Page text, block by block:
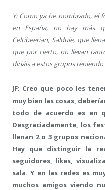
Y: Como ya he nombrado, el
en España, no hay más
Celtibeerian, Salduie, que
que por cierto, no llevan
diriáis a estos grupos
JF: Creo que poco les
muy bien las cosas,
todo de acuerdo es en
Desgraciadamente, los
llenan 2 o 3 grupos
Hay que distinguir la
seguidores, likes,
sala. Y en las redes es
muchos amigos viendo